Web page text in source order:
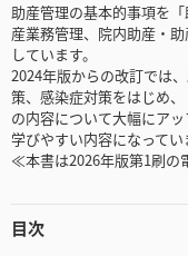
助産管理の基本的事項を
産業務管理、院内助産・
しています。
2024年版からの改訂では
策、感染症対策をはじめ
の内容について大幅にア
学びやすい内容になってい
≪本書は2026年版第1刷の
目次